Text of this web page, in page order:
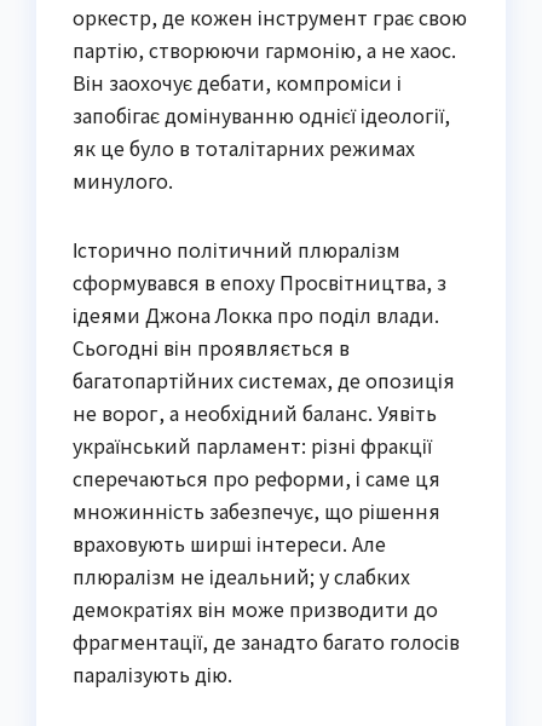
оркестр, де кожен інструмент грає свою
партію, створюючи гармонію, а не хаос.
Він заохочує дебати, компроміси і
запобігає домінуванню однієї ідеології,
як це було в тоталітарних режимах
минулого.
Історично політичний плюралізм
сформувався в епоху Просвітництва, з
ідеями Джона Локка про поділ влади.
Сьогодні він проявляється в
багатопартійних системах, де опозиція
не ворог, а необхідний баланс. Уявіть
український парламент: різні фракції
сперечаються про реформи, і саме ця
множинність забезпечує, що рішення
враховують ширші інтереси. Але
плюралізм не ідеальний; у слабких
демократіях він може призводити до
фрагментації, де занадто багато голосів
паралізують дію.